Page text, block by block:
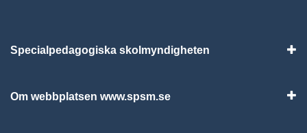
Specialpedagogiska skolmyndigheten
Om webbplatsen www.spsm.se